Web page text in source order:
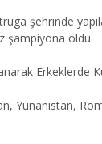
şehrinde
şampiyona oldu.
Erkeklerde